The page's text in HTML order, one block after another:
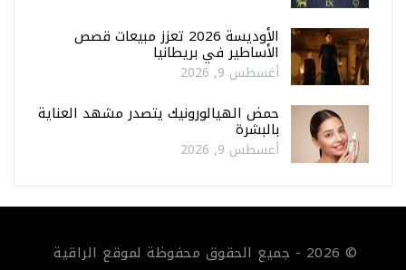
الأوديسة 2026 تعزز مبيعات قصص
الأساطير في بريطانيا
أغسطس 9, 2026
حمض الهيالورونيك يتصدر مشهد العناية
بالبشرة
أغسطس 9, 2026
© 2026 - جميع الحقوق محفوظة لموقع الراقية